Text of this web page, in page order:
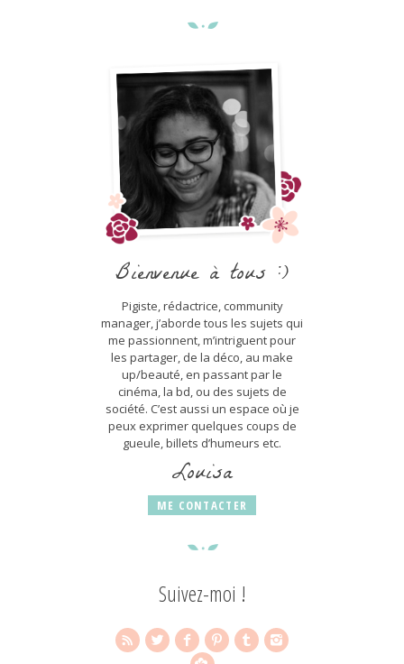
Bienvenue à tous :)
Pigiste, rédactrice, community
manager, j’aborde tous les sujets qui
me passionnent, m’intriguent pour
les partager, de la déco, au make
up/beauté, en passant par le
cinéma, la bd, ou des sujets de
société. C’est aussi un espace où je
peux exprimer quelques coups de
gueule, billets d’humeurs etc.
Louisa
ME CONTACTER
Suivez-moi !